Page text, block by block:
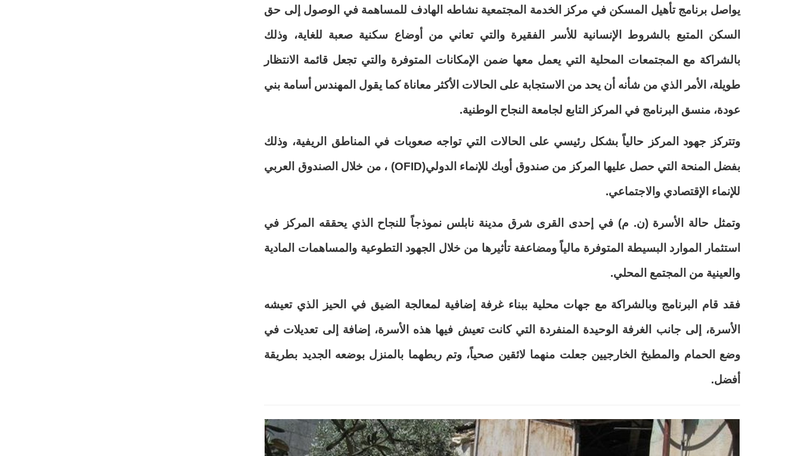
يواصل برنامج تأهيل المسكن في مركز الخدمة المجتمعية نشاطه الهادف للمساهمة في الوصول إلى حق
السكن المتبع بالشروط الإنسانية للأسر الفقيرة والتي تعاني من أوضاع سكنية صعبة للغاية، وذلك
بالشراكة مع المجتمعات المحلية التي يعمل معها ضمن الإمكانات المتوفرة والتي تجعل قائمة الانتظار
طويلة، الأمر الذي من شأنه أن يحد من الاستجابة على الحالات الأكثر معاناة كما يقول المهندس أسامة بني
عودة، منسق البرنامج في المركز التابع لجامعة النجاح الوطنية.
وتتركز جهود المركز حالياً بشكل رئيسي على الحالات التي تواجه صعوبات في المناطق الريفية، وذلك
بفضل المنحة التي حصل عليها المركز من صندوق أوبك للإنماء الدولي(OFID) ، من خلال الصندوق العربي
للإنماء الإقتصادي والاجتماعي.
وتمثل حالة الأسرة (ن. م) في إحدى القرى شرق مدينة نابلس نموذجاً للنجاح الذي يحققه المركز في
استثمار الموارد البسيطة المتوفرة مالياً ومضاعفة تأثيرها من خلال الجهود التطوعية والمساهمات المادية
والعينية من المجتمع المحلي.
فقد قام البرنامج وبالشراكة مع جهات محلية ببناء غرفة إضافية لمعالجة الضيق في الحيز الذي تعيشه
الأسرة، إلى جانب الغرفة الوحيدة المنفردة التي كانت تعيش فيها هذه الأسرة، إضافة إلى تعديلات في
وضع الحمام والمطبخ الخارجيين جعلت منهما لائقين صحياً، وتم ربطهما بالمنزل بوضعه الجديد بطريقة
أفضل.